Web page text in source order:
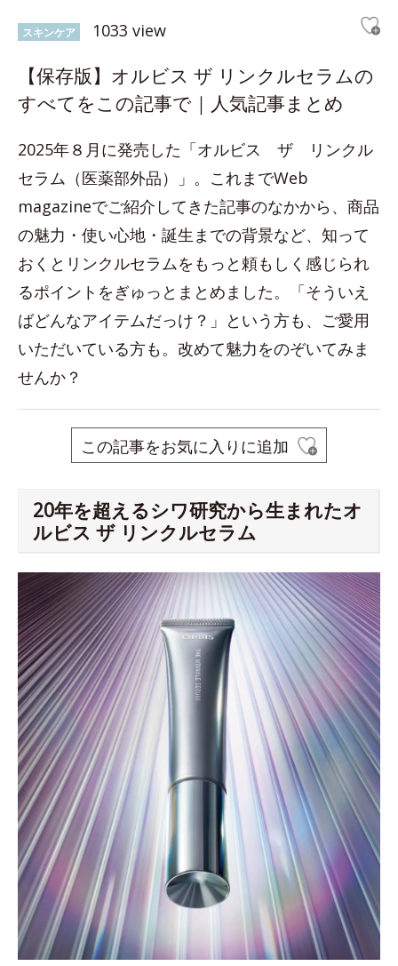
スキンケア 1033 view
【保存版】オルビス ザ リンクルセラムの
すべてをこの記事で｜人気記事まとめ
2025年８月に発売した「オルビス ザ リンクル
セラム（医薬部外品）」。これまでWeb
magazineでご紹介してきた記事のなかから、商品
の魅力・使い心地・誕生までの背景など、知って
おくとリンクルセラムをもっと頼もしく感じられ
るポイントをぎゅっとまとめました。「そういえ
ばどんなアイテムだっけ？」という方も、ご愛用
いただいている方も。改めて魅力をのぞいてみま
せんか？
この記事をお気に入りに追加
20年を超えるシワ研究から生まれたオ
ルビス ザ リンクルセラム